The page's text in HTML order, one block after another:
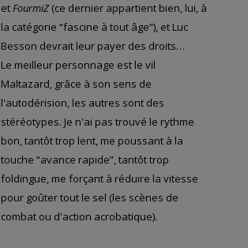
etFourmiZ(ce dernier appartient bien, lui, à
la catégorie “fascine à tout âge”), et Luc
Besson devrait leur payer des droits…
Le meilleur personnage est le vil
Maltazard, grâce à son sens de
l'autodérision, les autres sont des
stéréotypes. Je n'ai pas trouvé le rythme
bon, tantôt trop lent, me poussant à la
touche “avance rapide”, tantôt trop
foldingue, me forçant à réduire la vitesse
pour goûter tout le sel (les scènes de
combat ou d'action acrobatique).